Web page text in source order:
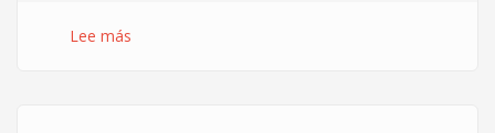
Lee más